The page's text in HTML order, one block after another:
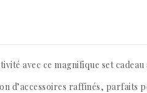
avec ce magnifique set
d’accessoires raffinés,